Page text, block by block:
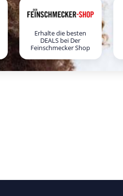
Erhalte die besten
DEALS bei Der
Feinschmecker Shop